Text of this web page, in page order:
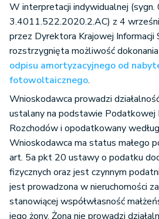
W interpretacji indywidualnej
3.4011.522.2020.2.AC) z 4
przez Dyrektora Krajowej Informacji
rozstrzygnięta możliwość dokonania
odpisu amortyzacyjnego od
fotowoltaicznego.
Wnioskodawca prowadzi
ustalany na podstawie Podatkowej
Rozchodów i opodatkowany
Wnioskodawca ma status małego
art. 5a pkt 20 ustawy o podatku
fizycznych oraz jest czynnym
jest prowadzona w nieruchomości
stanowiącej współwłasność
jego żony. Żona nie prowadzi